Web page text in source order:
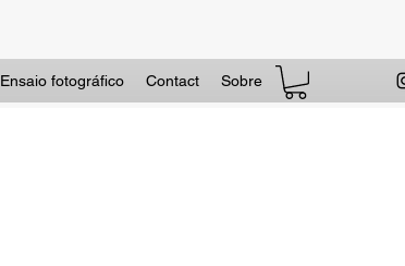
Ensaio fotográfico Contact Sobre